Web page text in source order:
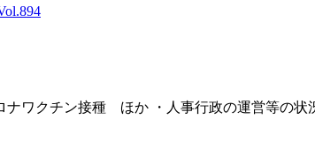
ナワクチン接種 ほか ・人事行政の運営等の